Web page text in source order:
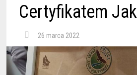
Certyfikatem
26 marca 2022